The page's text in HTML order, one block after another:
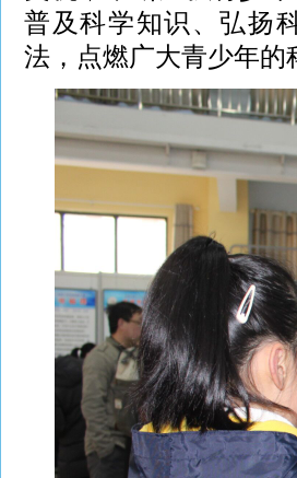
普及科学知识、弘扬
法，点燃广大青少年的